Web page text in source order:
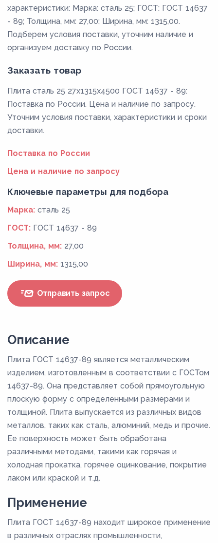
характеристики: Марка: сталь 25; ГОСТ: ГОСТ 14637
- 89; Толщина, мм: 27,00; Ширина, мм: 1315,00.
Подберем условия поставки, уточним наличие и
организуем доставку по России.
Заказать товар
Плита сталь 25 27x1315x4500 ГОСТ 14637 - 89:
Поставка по России. Цена и наличие по запросу.
Уточним условия поставки, характеристики и сроки
доставки.
Поставка по России
Цена и наличие по запросу
Ключевые параметры для подбора
Марка: сталь 25
ГОСТ: ГОСТ 14637 - 89
Толщина, мм: 27,00
Ширина, мм: 1315,00
Отправить запрос
Описание
Плита ГОСТ 14637-89 является металлическим
изделием, изготовленным в соответствии с ГОСТом
14637-89. Она представляет собой прямоугольную
плоскую форму с определенными размерами и
толщиной. Плита выпускается из различных видов
металлов, таких как сталь, алюминий, медь и прочие.
Ее поверхность может быть обработана
различными методами, такими как горячая и
холодная прокатка, горячее оцинкование, покрытие
лаком или краской и т.д.
Применение
Плита ГОСТ 14637-89 находит широкое применение
в различных отраслях промышленности,